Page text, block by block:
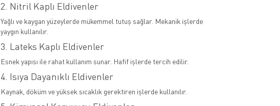
2. Nitril Kaplı Eldivenler
Yağlı ve kaygan yüzeylerde mükemmel tutuş sağlar. Mekanik işlerde
yaygın kullanılır.
3. Lateks Kaplı Eldivenler
Esnek yapısı ile rahat kullanım sunar. Hafif işlerde tercih edilir.
4. Isıya Dayanıklı Eldivenler
Kaynak, döküm ve yüksek sıcaklık gerektiren işlerde kullanılır.